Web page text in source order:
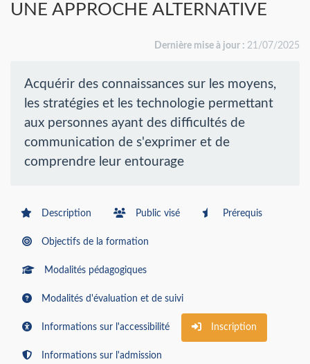
UNE APPROCHE ALTERNATIVE
Dernière mise à jour : 21/07/2025
Acquérir des connaissances sur les moyens,
les stratégies et les technologie permettant
aux personnes ayant des difficultés de
communication de s'exprimer et de
comprendre leur entourage
Description Public visé Prérequis
Objectifs de la formation
Modalités pédagogiques
Modalités d'évaluation et de suivi
Informations sur l'accessibilité Inscription
Informations sur l'admission